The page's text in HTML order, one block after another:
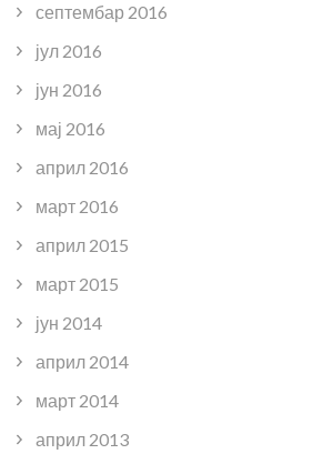
септембар 2016
јул 2016
јун 2016
мај 2016
април 2016
март 2016
април 2015
март 2015
јун 2014
април 2014
март 2014
април 2013